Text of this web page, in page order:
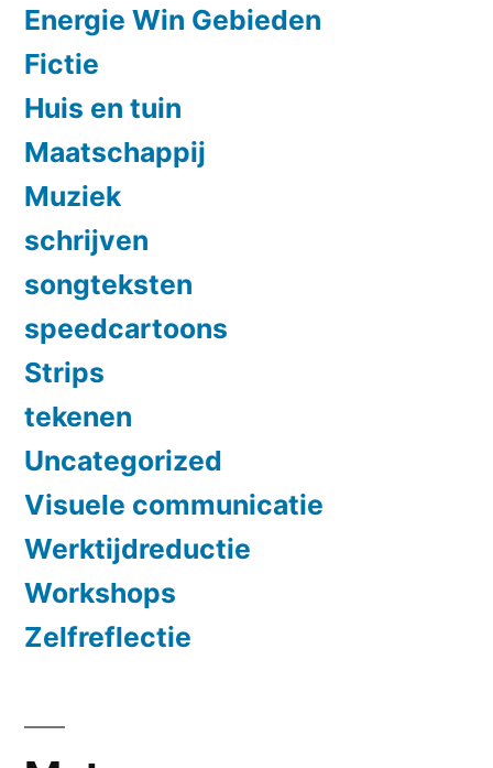
Energie Win Gebieden
Fictie
Huis en tuin
Maatschappij
Muziek
schrijven
songteksten
speedcartoons
Strips
tekenen
Uncategorized
Visuele communicatie
Werktijdreductie
Workshops
Zelfreflectie